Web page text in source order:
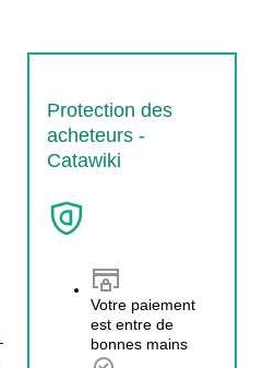
Protection des
acheteurs -
Catawiki
Votre paiement
est entre de
bonnes mains